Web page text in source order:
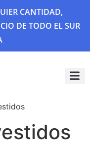
CANTIDAD,
DE TODO EL SUR